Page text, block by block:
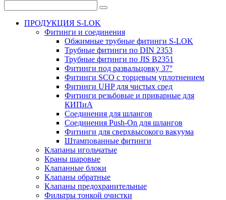
ПРОДУКЦИЯ S-LOK
Фитинги и соединения
Обжимные трубные фитинги S-LOK
Трубные фитинги по DIN 2353
Трубные фитинги по JIS B2351
Фитинги под развальцовку 37°
Фитинги SCO с торцевым уплотнением
Фитинги UHP для чистых сред
Фитинги резьбовые и приварные для
КИПиА
Соединения для шлангов
Соединения Push-On для шлангов
Фитинги для сверхвысокого вакуума
Штампованные фитинги
Клапаны игольчатые
Краны шаровые
Клапанные блоки
Клапаны обратные
Клапаны предохранительные
Фильтры тонкой очистки